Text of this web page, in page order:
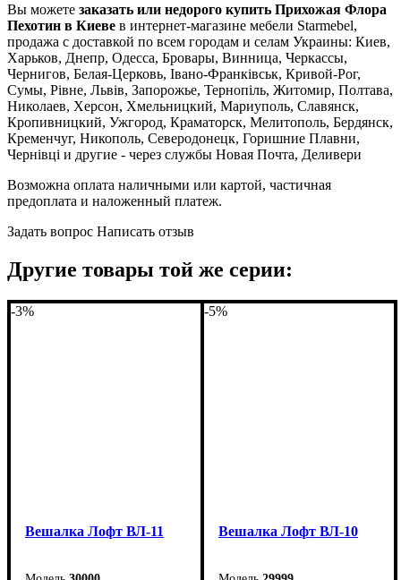
Вы можете заказать или недорого купить Прихожая Флора
Пехотин в Киеве в интернет-магазине мебели Starmebel,
продажа с доставкой по всем городам и селам Украины: Киев,
Харьков, Днепр, Одесса, Бровары, Винница, Черкассы,
Чернигов, Белая-Церковь, Івано-Франківськ, Кривой-Рог,
Сумы, Рівне, Львів, Запорожье, Тернопіль, Житомир, Полтава,
Николаев, Херсон, Хмельницкий, Мариуполь, Славянск,
Кропивницкий, Ужгород, Краматорск, Мелитополь, Бердянск,
Кременчуг, Никополь, Северодонецк, Горишние Плавни,
Чернівці и другие - через службы Новая Почта, Деливери
Возможна оплата наличными или картой, частичная
предоплата и наложенный платеж.
Задать вопрос Написать отзыв
Другие товары той же серии:
-3%
Вешалка Лофт ВЛ-11
-5%
Вешалка Лофт ВЛ-10